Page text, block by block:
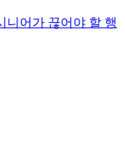
니어가 끊어야 할 행